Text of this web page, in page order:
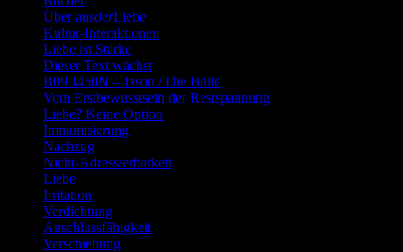
Über ausderLiebe
Kultur-Interaktionen
Liebe ist Stärke
Dieser Text wächst
B09 J450N – Jason / Die Halle
Vom Erstbewusstsein der Restspannung
Liebe? Keine Option
Immunisierung
Nachzug
Nicht-Adressierbarkeit
Liebe
Irritation
Verdichtung
Anschlussfähigkeit
Verschiebung